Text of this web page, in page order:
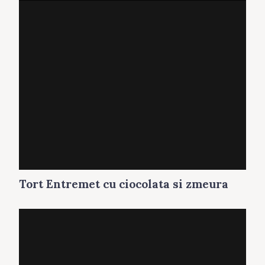
Tort Entremet cu ciocolata si zmeura